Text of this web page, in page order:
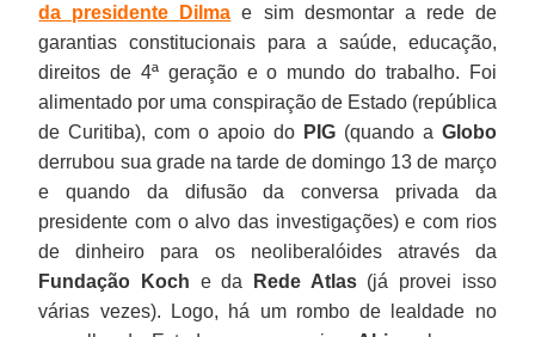
da presidente Dilma e sim desmontar a rede de
garantias constitucionais para a saúde, educação,
direitos de 4ª geração e o mundo do trabalho. Foi
alimentado por uma conspiração de Estado (república
de Curitiba), com o apoio do PIG(quando a Globo
derrubou sua grade na tarde de domingo 13 de março
e quando da difusão da conversa privada da
presidente com o alvo das investigações) e com rios
de dinheiro para os neoliberalóides através da
Fundação Koch e da Rede Atlas(já provei isso
várias vezes). Logo, há um rombo de lealdade no